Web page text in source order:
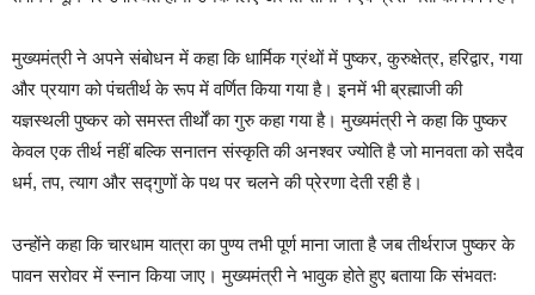
मुख्यमंत्री ने अपने संबोधन में कहा कि धार्मिक ग्रंथों में पुष्कर, कुरुक्षेत्र, हरिद्वार, गया
और प्रयाग को पंचतीर्थ के रूप में वर्णित किया गया है। इनमें भी ब्रह्माजी की
यज्ञस्थली पुष्कर को समस्त तीर्थों का गुरु कहा गया है। मुख्यमंत्री ने कहा कि पुष्कर
केवल एक तीर्थ नहीं बल्कि सनातन संस्कृति की अनश्वर ज्योति है जो मानवता को सदैव
धर्म, तप, त्याग और सद्गुणों के पथ पर चलने की प्रेरणा देती रही है।
उन्होंने कहा कि चारधाम यात्रा का पुण्य तभी पूर्ण माना जाता है जब तीर्थराज पुष्कर के
पावन सरोवर में स्नान किया जाए। मुख्यमंत्री ने भावुक होते हुए बताया कि संभवतः